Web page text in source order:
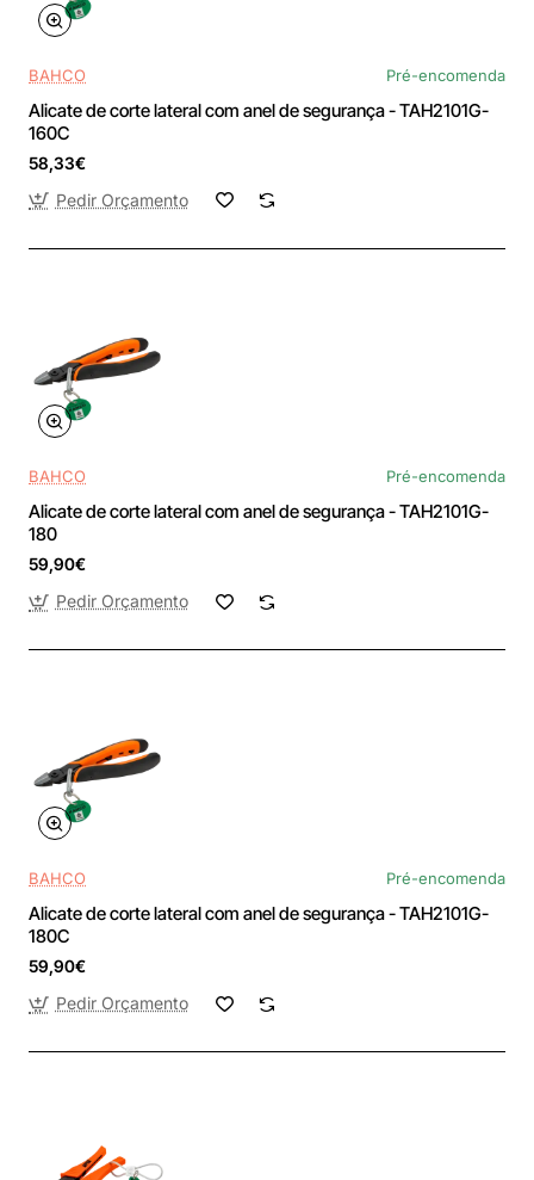
BAHCO Pré-encomenda
Alicate de corte lateral com anel de segurança - TAH2101G-
160C
58,33€
Pedir Orçamento
BAHCO Pré-encomenda
Alicate de corte lateral com anel de segurança - TAH2101G-
180
59,90€
Pedir Orçamento
BAHCO Pré-encomenda
Alicate de corte lateral com anel de segurança - TAH2101G-
180C
59,90€
Pedir Orçamento